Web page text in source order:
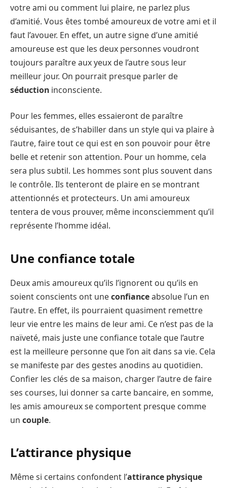
votre ami ou comment lui plaire, ne parlez plus
d’amitié. Vous êtes tombé amoureux de votre ami et il
faut l’avouer. En effet, un autre signe d’une amitié
amoureuse est que les deux personnes voudront
toujours paraître aux yeux de l’autre sous leur
meilleur jour. On pourrait presque parler de
séduction inconsciente.
Pour les femmes, elles essaieront de paraître
séduisantes, de s’habiller dans un style qui va plaire à
l’autre, faire tout ce qui est en son pouvoir pour être
belle et retenir son attention. Pour un homme, cela
sera plus subtil. Les hommes sont plus souvent dans
le contrôle. Ils tenteront de plaire en se montrant
attentionnés et protecteurs. Un ami amoureux
tentera de vous prouver, même inconsciemment qu’il
représente l’homme idéal.
Une confiance totale
Deux amis amoureux qu’ils l’ignorent ou qu’ils en
soient conscients ont uneconfianceabsolue l’un en
l’autre. En effet, ils pourraient quasiment remettre
leur vie entre les mains de leur ami. Ce n’est pas de la
naïveté, mais juste une confiance totale que l’autre
est la meilleure personne que l’on ait dans sa vie. Cela
se manifeste par des gestes anodins au quotidien.
Confier les clés de sa maison, charger l’autre de faire
ses courses, lui donner sa carte bancaire, en somme,
les amis amoureux se comportent presque comme
un couple.
L’attirance physique
Même si certains confondent l’attirance physique